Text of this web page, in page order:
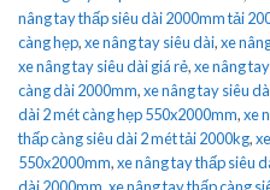
nâng tay thấp siêu dài 2000mm tải
càng hẹp,xe nâng tay siêu dài,xe
xe nâng tay siêu dài giá rẻ,xe nâng
càng dài 2000mm,xe nâng tay siêu
dài 2 mét càng hẹp 550x2000mm,xe
thấp càng siêu dài 2 mét tải 2000kg,
550x2000mm,xe nâng tay thấp siêu
dài 2000mm,xe nâng tay thấp càng